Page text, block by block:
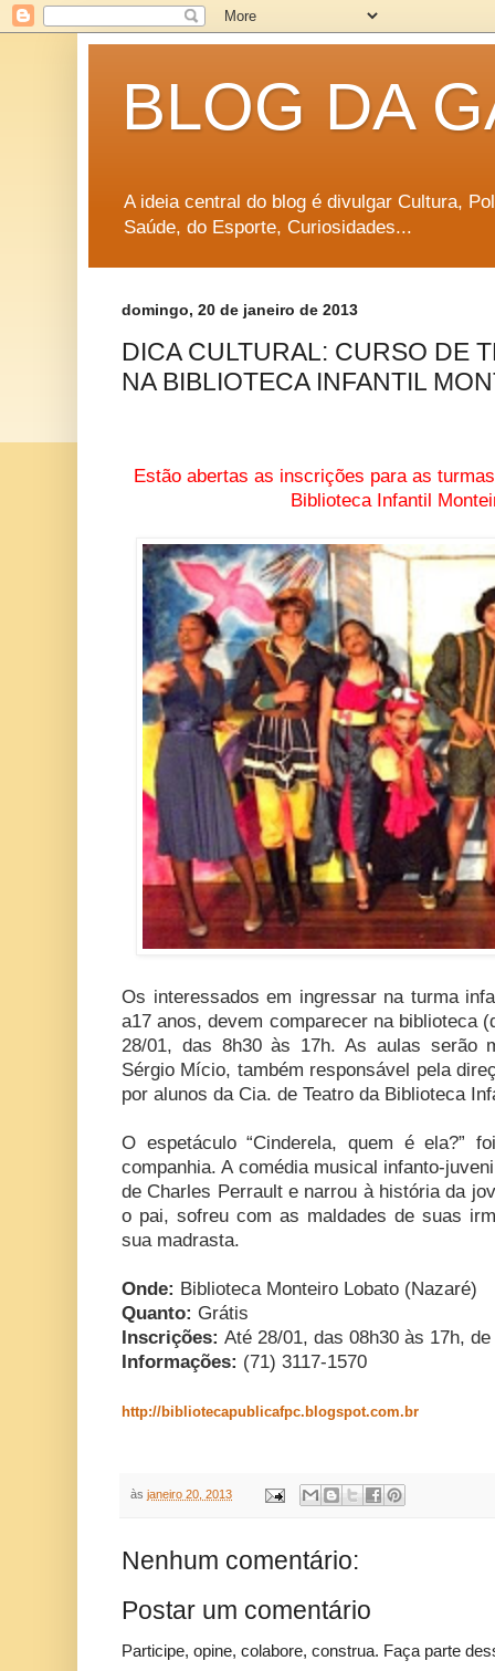
BLOG DA
A ideia central do blog é divulgar Cultura,
Saúde, do Esporte, Curiosidades...
domingo, 20 de janeiro de 2013
DICA CULTURAL: CURSO DE
NA BIBLIOTECA INFANTIL
Estão abertas as inscrições para as
Biblioteca Infantil
Os interessados em ingressar na turma
a17 anos, devem comparecer na biblioteca
28/01, das 8h30 às 17h. As aulas serão
Sérgio Mício, também responsável pela
por alunos da Cia. de Teatro da Biblioteca
O espetáculo “Cinderela, quem é ela?”
companhia. A comédia musical infanto-
de Charles Perrault e narrou à história da
o pai, sofreu com as maldades de suas
sua madrasta.
Onde: Biblioteca Monteiro Lobato (Nazaré)
Quanto: Grátis
Inscrições: Até 28/01, das 08h30 às 17h,
Informações: (71) 3117-1570
http://bibliotecapublicafpc.blogspot.com.br
às janeiro 20, 2013
Nenhum comentário:
Postar um comentário
Participe, opine, colabore, construa. Faça parte